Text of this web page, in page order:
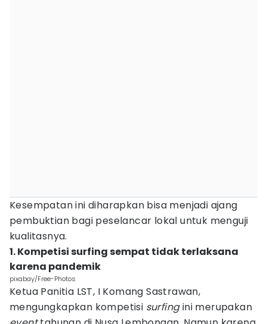
Kesempatan ini diharapkan bisa menjadi ajang
pembuktian bagi peselancar lokal untuk menguji
kualitasnya.
1. Kompetisi surfing sempat tidak terlaksana
karena pandemik
pixabay/Free-Photos
Ketua Panitia LST, I Komang Sastrawan,
mengungkapkan kompetisi surfingini merupakan